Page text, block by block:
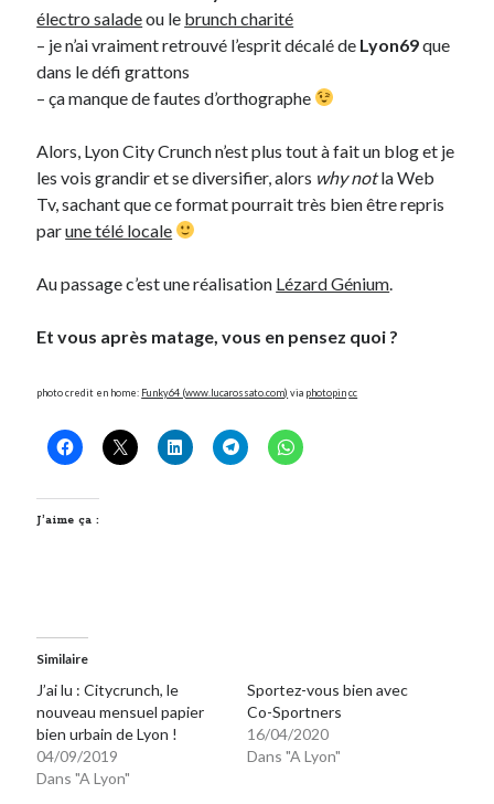
électro saladeou le brunch charité
– je n’ai vraiment retrouvé l’esprit décalé de Lyon69que
dans le défi grattons
– ça manque de fautes d’orthographe
Alors, Lyon City Crunch n’est plus tout à fait un blog et je
les vois grandir et se diversifier, alors why notla Web
Tv, sachant que ce format pourrait très bien être repris
parune télé locale
Au passage c’est une réalisation Lézard Génium
Et vous après matage, vous en pensez quoi ?
photo credit en home: Funky64 (www.lucarossato.com) via photopincc
J’aime ça :
Similaire
J’ai lu : Citycrunch, le
nouveau mensuel papier
bien urbain de Lyon !
04/09/2019
Dans "A Lyon"
Sportez-vous bien avec
Co-Sportners
16/04/2020
Dans "A Lyon"